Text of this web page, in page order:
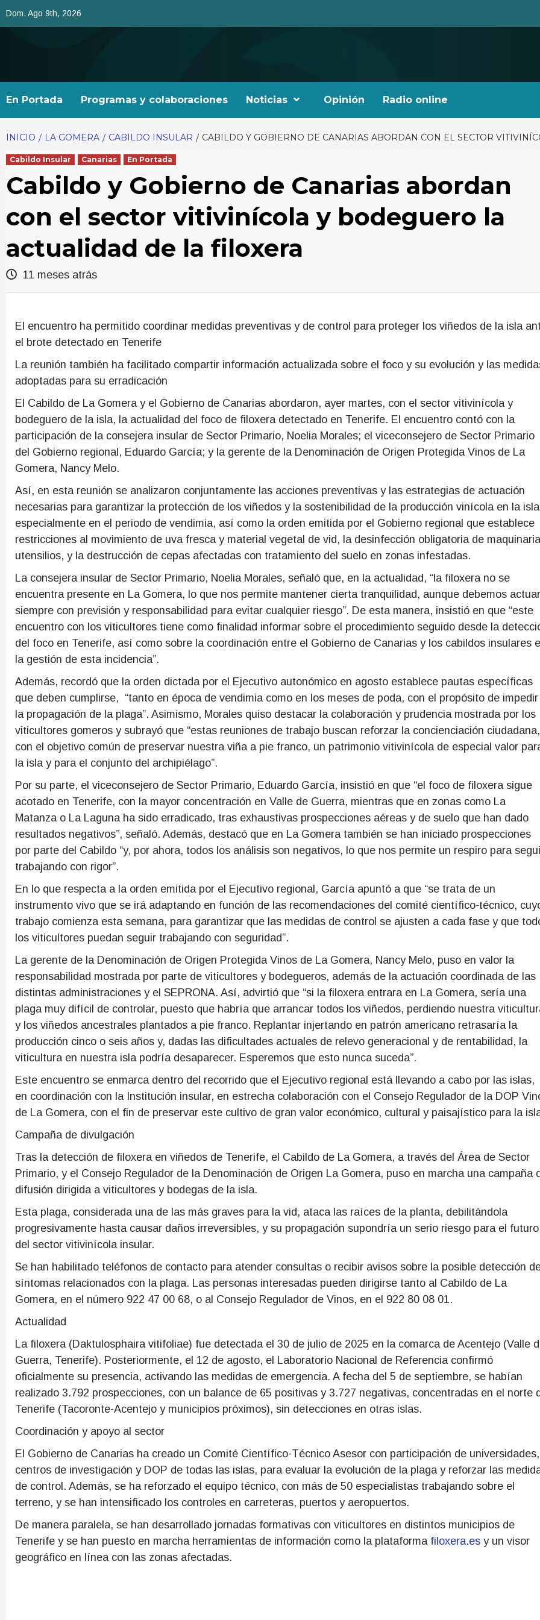
Dom. Ago 9th, 2026
En Portada Programas y colaboraciones Noticias Opinión Radio online
INICIO LA GOMERA CABILDO INSULAR CABILDO Y GOBIERNO DE CANARIAS ABORDAN CON EL SECTOR
Cabildo Insular Canarias En Portada
Cabildo y Gobierno de Canarias abordan
con el sector vitivinícola y bodeguero la
actualidad de la filoxera
11 meses atrás
El encuentro ha permitido coordinar medidas preventivas y de control para proteger los viñedos de la isla
el brote detectado en Tenerife
La reunión también ha facilitado compartir información actualizada sobre el foco y su evolución y las
adoptadas para su erradicación
El Cabildo de La Gomera y el Gobierno de Canarias abordaron, ayer martes, con el sector vitivinícola y
bodeguero de la isla, la actualidad del foco de filoxera detectado en Tenerife. El encuentro contó con la
participación de la consejera insular de Sector Primario, Noelia Morales; el viceconsejero de Sector Primario
del Gobierno regional, Eduardo García; y la gerente de la Denominación de Origen Protegida Vinos de La
Gomera, Nancy Melo.
Así, en esta reunión se analizaron conjuntamente las acciones preventivas y las estrategias de actuación
necesarias para garantizar la protección de los viñedos y la sostenibilidad de la producción vinícola en la
especialmente en el periodo de vendimia, así como la orden emitida por el Gobierno regional que establece
restricciones al movimiento de uva fresca y material vegetal de vid, la desinfección obligatoria de
utensilios, y la destrucción de cepas afectadas con tratamiento del suelo en zonas infestadas.
La consejera insular de Sector Primario, Noelia Morales, señaló que, en la actualidad, “la filoxera no se
encuentra presente en La Gomera, lo que nos permite mantener cierta tranquilidad, aunque debemos actuar
siempre con previsión y responsabilidad para evitar cualquier riesgo”. De esta manera, insistió en que “este
encuentro con los viticultores tiene como finalidad informar sobre el procedimiento seguido desde la
del foco en Tenerife, así como sobre la coordinación entre el Gobierno de Canarias y los cabildos insulares
la gestión de esta incidencia”.
Además, recordó que la orden dictada por el Ejecutivo autonómico en agosto establece pautas específicas
que deben cumplirse, “tanto en época de vendimia como en los meses de poda, con el propósito de impedir
la propagación de la plaga”. Asimismo, Morales quiso destacar la colaboración y prudencia mostrada por los
viticultores gomeros y subrayó que “estas reuniones de trabajo buscan reforzar la concienciación ciudadana,
con el objetivo común de preservar nuestra viña a pie franco, un patrimonio vitivinícola de especial valor
la isla y para el conjunto del archipiélago”.
Por su parte, el viceconsejero de Sector Primario, Eduardo García, insistió en que “el foco de filoxera sigue
acotado en Tenerife, con la mayor concentración en Valle de Guerra, mientras que en zonas como La
Matanza o La Laguna ha sido erradicado, tras exhaustivas prospecciones aéreas y de suelo que han dado
resultados negativos”, señaló. Además, destacó que en La Gomera también se han iniciado prospecciones
por parte del Cabildo “y, por ahora, todos los análisis son negativos, lo que nos permite un respiro para
trabajando con rigor”.
En lo que respecta a la orden emitida por el Ejecutivo regional, García apuntó a que “se trata de un
instrumento vivo que se irá adaptando en función de las recomendaciones del comité científico-técnico,
trabajo comienza esta semana, para garantizar que las medidas de control se ajusten a cada fase y que
los viticultores puedan seguir trabajando con seguridad”.
La gerente de la Denominación de Origen Protegida Vinos de La Gomera, Nancy Melo, puso en valor la
responsabilidad mostrada por parte de viticultores y bodegueros, además de la actuación coordinada de las
distintas administraciones y el SEPRONA. Así, advirtió que “si la filoxera entrara en La Gomera, sería una
plaga muy difícil de controlar, puesto que habría que arrancar todos los viñedos, perdiendo nuestra
y los viñedos ancestrales plantados a pie franco. Replantar injertando en patrón americano retrasaría la
producción cinco o seis años y, dadas las dificultades actuales de relevo generacional y de rentabilidad, la
viticultura en nuestra isla podría desaparecer. Esperemos que esto nunca suceda”.
Este encuentro se enmarca dentro del recorrido que el Ejecutivo regional está llevando a cabo por las islas,
en coordinación con la Institución insular, en estrecha colaboración con el Consejo Regulador de la DOP
de La Gomera, con el fin de preservar este cultivo de gran valor económico, cultural y paisajístico para la
Campaña de divulgación
Tras la detección de filoxera en viñedos de Tenerife, el Cabildo de La Gomera, a través del Área de Sector
Primario, y el Consejo Regulador de la Denominación de Origen La Gomera, puso en marcha una campaña
difusión dirigida a viticultores y bodegas de la isla.
Esta plaga, considerada una de las más graves para la vid, ataca las raíces de la planta, debilitándola
progresivamente hasta causar daños irreversibles, y su propagación supondría un serio riesgo para el futuro
del sector vitivinícola insular.
Se han habilitado teléfonos de contacto para atender consultas o recibir avisos sobre la posible detección
síntomas relacionados con la plaga. Las personas interesadas pueden dirigirse tanto al Cabildo de La
Gomera, en el número 922 47 00 68, o al Consejo Regulador de Vinos, en el 922 80 08 01.
Actualidad
La filoxera (Daktulosphaira vitifoliae) fue detectada el 30 de julio de 2025 en la comarca de Acentejo (Valle
Guerra, Tenerife). Posteriormente, el 12 de agosto, el Laboratorio Nacional de Referencia confirmó
oficialmente su presencia, activando las medidas de emergencia. A fecha del 5 de septiembre, se habían
realizado 3.792 prospecciones, con un balance de 65 positivas y 3.727 negativas, concentradas en el norte
Tenerife (Tacoronte-Acentejo y municipios próximos), sin detecciones en otras islas.
Coordinación y apoyo al sector
El Gobierno de Canarias ha creado un Comité Científico-Técnico Asesor con participación de universidades,
centros de investigación y DOP de todas las islas, para evaluar la evolución de la plaga y reforzar las
de control. Además, se ha reforzado el equipo técnico, con más de 50 especialistas trabajando sobre el
terreno, y se han intensificado los controles en carreteras, puertos y aeropuertos.
De manera paralela, se han desarrollado jornadas formativas con viticultores en distintos municipios de
Tenerife y se han puesto en marcha herramientas de información como la plataforma filoxera.es y un visor
geográfico en línea con las zonas afectadas.